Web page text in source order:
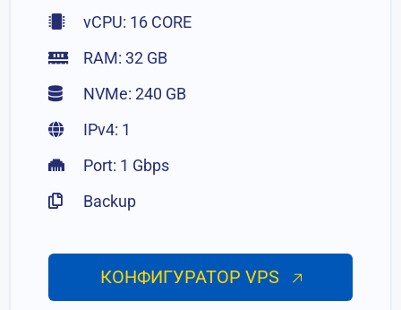
vCPU: 16 CORE
RAM: 32 GB
NVMe: 240 GB
IPv4: 1
Port: 1 Gbps
Backup
КОНФИГУРАТОР VPS